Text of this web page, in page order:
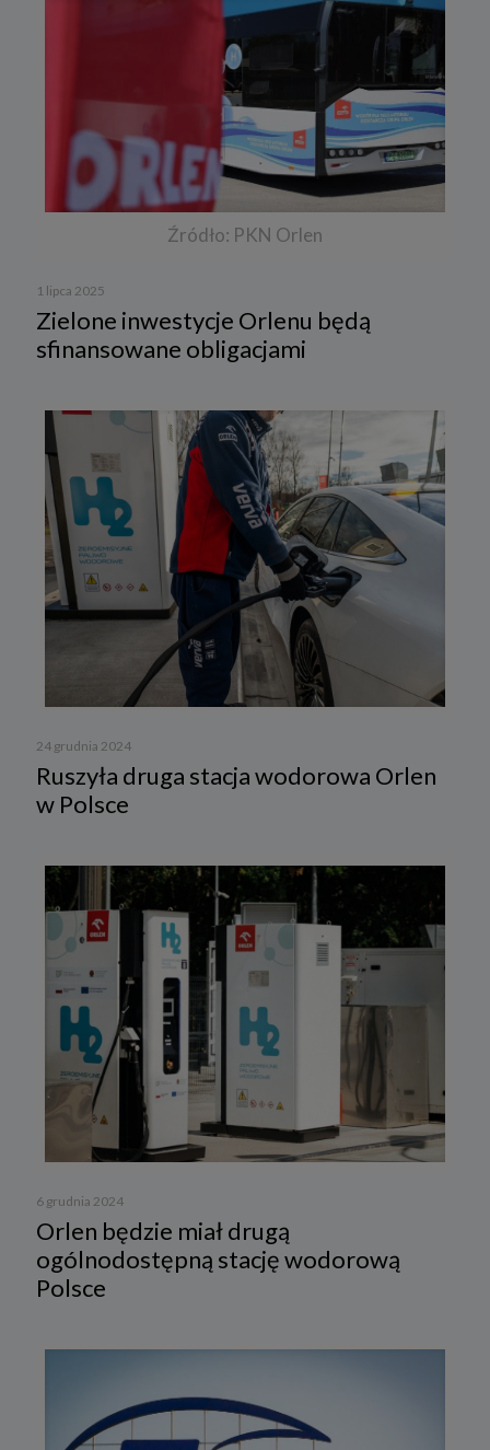
Źródło: PKN Orlen
1 lipca 2025
Zielone inwestycje Orlenu będą
sfinansowane obligacjami
24 grudnia 2024
Ruszyła druga stacja wodorowa Orlen
w Polsce
6 grudnia 2024
Orlen będzie miał drugą
ogólnodostępną stację wodorową
Polsce